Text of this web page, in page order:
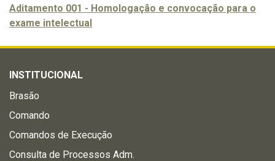
Aditamento 001 - Homologação e convocação para o
exame intelectual
INSTITUCIONAL
Brasão
Comando
Comandos de Execução
Consulta de Processos Adm.